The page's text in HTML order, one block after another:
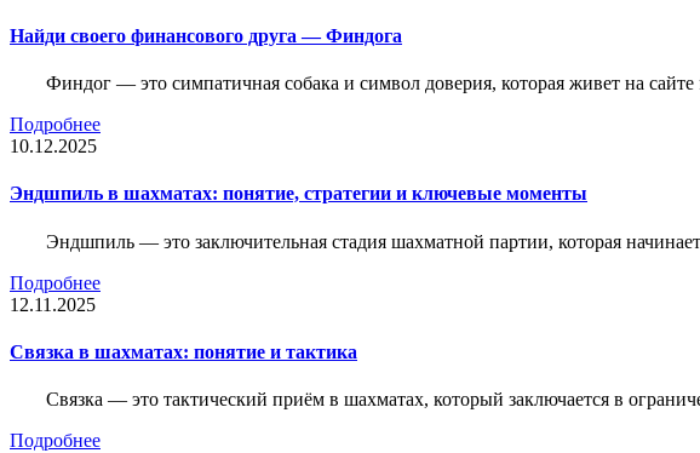
Найди своего финансового друга — Финдога
Финдог — это симпатичная собака и символ доверия, которая живет на
Подробнее
10.12.2025
Эндшпиль в шахматах: понятие, стратегии и ключевые моменты
Эндшпиль — это заключительная стадия шахматной партии, которая
Подробнее
12.11.2025
Связка в шахматах: понятие и тактика
Связка — это тактический приём в шахматах, который заключается в
Подробнее